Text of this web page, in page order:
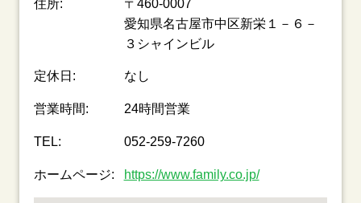
住所:
〒460-0007
愛知県名古屋市中区新栄１－６－
３シャインビル
定休日: なし
営業時間: 24時間営業
TEL: 052-259-7260
ホームページ: https://www.family.co.jp/